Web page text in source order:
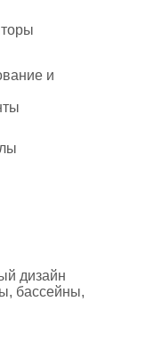
и
дизайн
бассейны,